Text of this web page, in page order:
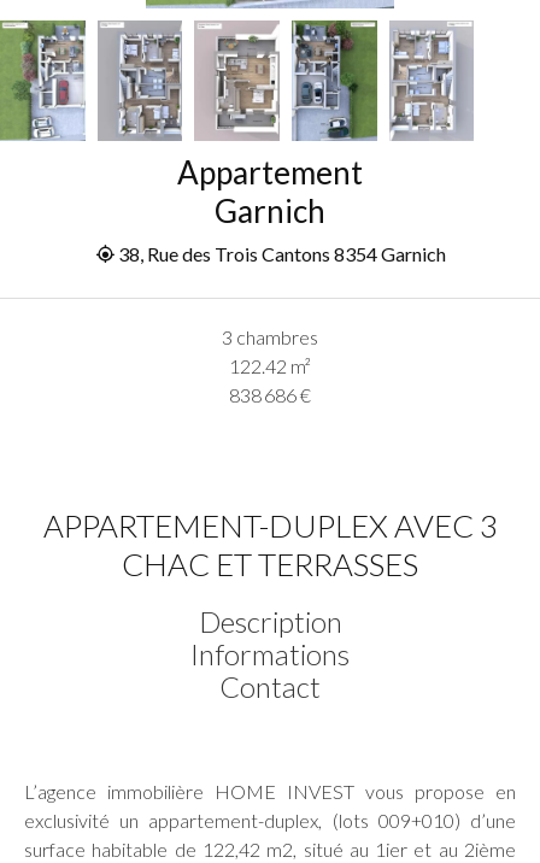
Appartement
Garnich
38, Rue des Trois Cantons 8354 Garnich
3 chambres
122.42 m²
838 686 €
APPARTEMENT-DUPLEX AVEC 3
CHAC ET TERRASSES
Description
Informations
Contact
L’agence immobilière HOME INVEST vous propose en
exclusivité un appartement-duplex, (lots 009+010) d’une
surface habitable de 122,42 m2, situé au 1ier et au 2ième